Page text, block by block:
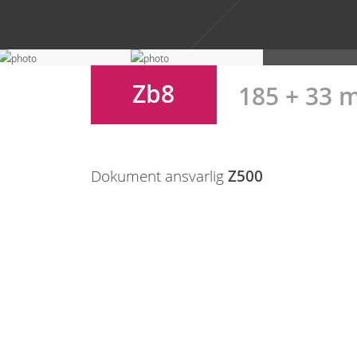
Zb8 185 + 33
Dokument ansvarlig Z500